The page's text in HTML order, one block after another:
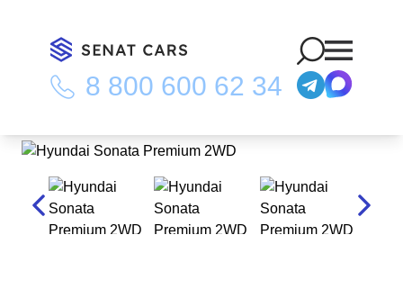
8 800 600 62 34
Главная Каталог/Hyundai Sonata Premium 2WD